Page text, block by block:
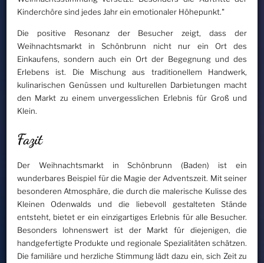
Kinderchöre sind jedes Jahr ein emotionaler Höhepunkt."
Die positive Resonanz der Besucher zeigt, dass der
Weihnachtsmarkt in Schönbrunn nicht nur ein Ort des
Einkaufens, sondern auch ein Ort der Begegnung und des
Erlebens ist. Die Mischung aus traditionellem Handwerk,
kulinarischen Genüssen und kulturellen Darbietungen macht
den Markt zu einem unvergesslichen Erlebnis für Groß und
Klein.
Fazit
Der Weihnachtsmarkt in Schönbrunn (Baden) ist ein
wunderbares Beispiel für die Magie der Adventszeit. Mit seiner
besonderen Atmosphäre, die durch die malerische Kulisse des
Kleinen Odenwalds und die liebevoll gestalteten Stände
entsteht, bietet er ein einzigartiges Erlebnis für alle Besucher.
Besonders lohnenswert ist der Markt für diejenigen, die
handgefertigte Produkte und regionale Spezialitäten schätzen.
Die familiäre und herzliche Stimmung lädt dazu ein, sich Zeit zu